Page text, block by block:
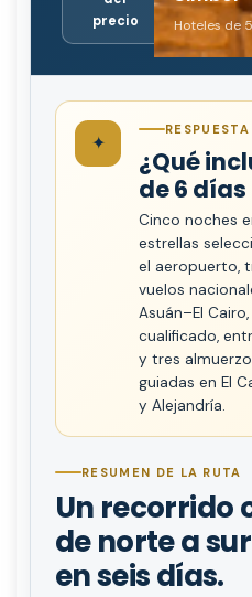
precio
Hoteles de
✦
¿Qué
de 6
Cinco noches
estrellas
el aeropuerto,
vuelos
Asuán–El
cualificado,
y tres
guiadas en El
y Alejandría.
RESUMEN DE LA RUTA
Un recorrido
de norte a
en seis días.